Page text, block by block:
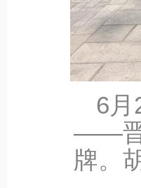
6月
——晋
牌。